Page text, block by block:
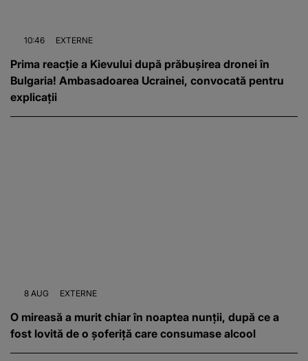
10:46 EXTERNE
Prima reacție a Kievului după prăbușirea dronei în
Bulgaria! Ambasadoarea Ucrainei, convocată pentru
explicații
8 AUG EXTERNE
O mireasă a murit chiar în noaptea nunții, după ce a
fost lovită de o șoferiță care consumase alcool